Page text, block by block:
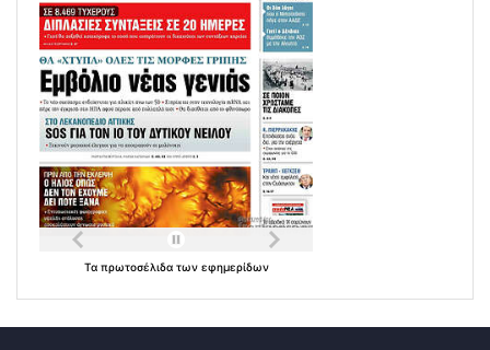
Τα πρωτοσέλιδα των εφημερίδων